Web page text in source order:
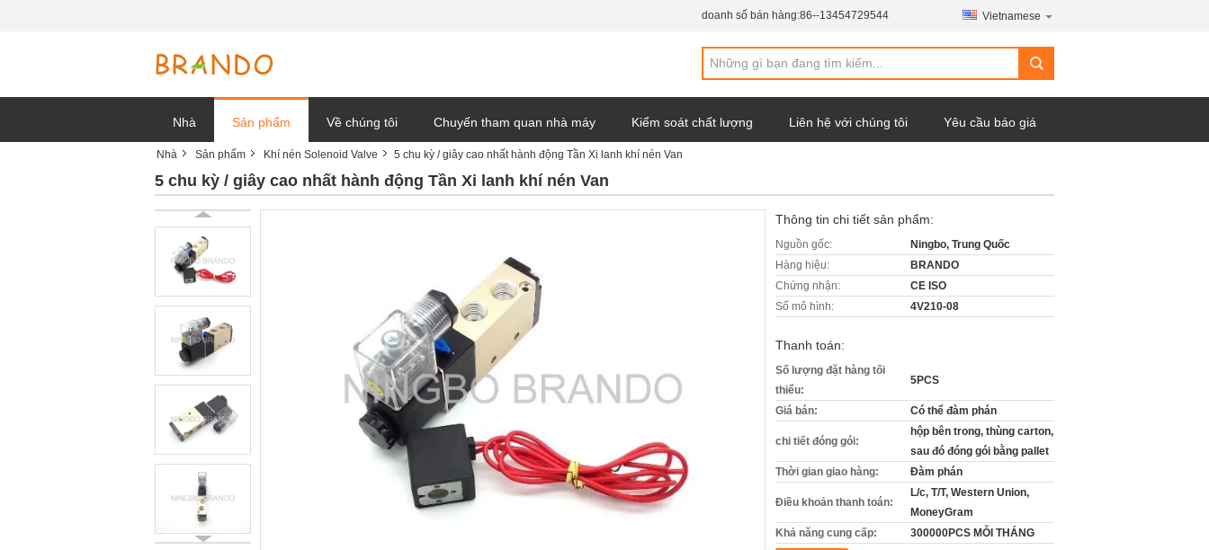
doanh số bán hàng:86--13454729544 Vietnamese
Nhà Sản phẩm Về chúng tôi Chuyến tham quan nhà máy Kiểm soát chất lượng Liên hệ với chúng tôi Yêu cầu báo giá
tin tức công ty
Nhà Sản phẩm Khí nén Solenoid Valve 5 chu kỳ / giây cao nhất hành động Tần Xi lanh khí nén Van
5 chu kỳ / giây cao nhất hành động Tần Xi lanh khí nén Van
Thông tin chi tiết sản phẩm:
Nguồn gốc:
Ningbo, Trung Quốc
Hàng hiệu:
BRANDO
Chứng nhận:
CE ISO
Số mô hình:
4V210-08
Thanh toán:
Số lượng đặt hàng tối
thiểu:
5PCS
Giá bán: Có thể đàm phán
chi tiết đóng gói:
hộp bên trong, thùng carton,
sau đó đóng gói bằng pallet
Thời gian giao hàng:
Đàm phán
Điều khoản thanh toán:
L/c, T/T, Western Union,
MoneyGram
Khả năng cung cấp:
300000PCS MỖI THÁNG